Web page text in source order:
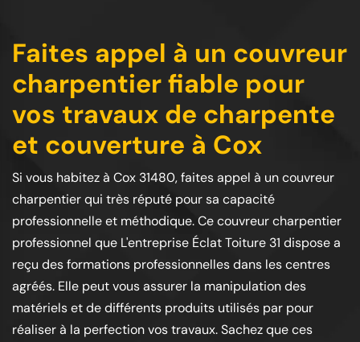
Faites appel à un couvreur
charpentier fiable pour
vos travaux de charpente
et couverture à Cox
Si vous habitez à Cox 31480, faites appel à un couvreur
charpentier qui très réputé pour sa capacité
professionnelle et méthodique. Ce couvreur charpentier
professionnel que L'entreprise Éclat Toiture 31 dispose a
reçu des formations professionnelles dans les centres
agréés. Elle peut vous assurer la manipulation des
matériels et de différents produits utilisés par pour
réaliser à la perfection vos travaux. Sachez que ces